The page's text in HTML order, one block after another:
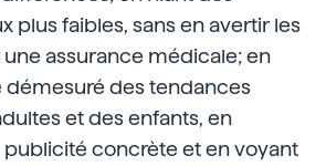
plus faibles, sans en avertir les
une assurance médicale; en
démesuré des tendances
et des enfants, en
concrète et en voyant